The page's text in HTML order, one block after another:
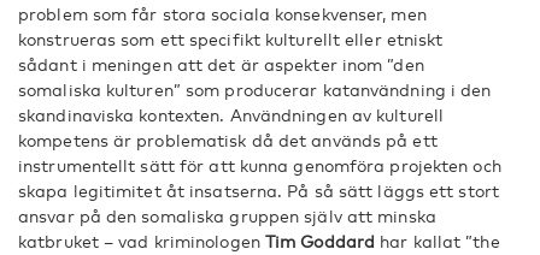
problem som får stora sociala konsekvenser, men
konstrueras som ett specifikt kulturellt eller etniskt
sådant i meningen att det är aspekter inom ”den
somaliska kulturen” som producerar katanvändning i den
skandinaviska kontexten. Användningen av kulturell
kompetens är problematisk då det används på ett
instrumentellt sätt för att kunna genomföra projekten och
skapa legitimitet åt insatserna. På så sätt läggs ett stort
ansvar på den somaliska gruppen själv att minska
katbruket – vad kriminologen Tim Goddard har kallat ”the